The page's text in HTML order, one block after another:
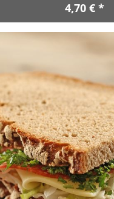
4,70 € *